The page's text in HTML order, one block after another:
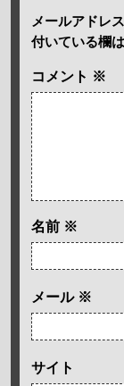
メールアドレ
付いている欄
コメント ※
名前 ※
メール ※
サイト